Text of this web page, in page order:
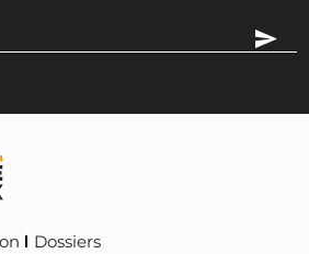
Dossiers